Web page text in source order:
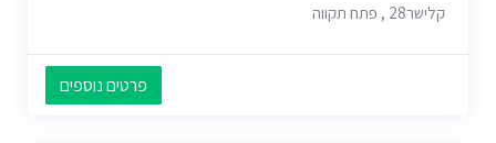
קלישר‬‎ 28, פתח תקווה
פרטים נוספים